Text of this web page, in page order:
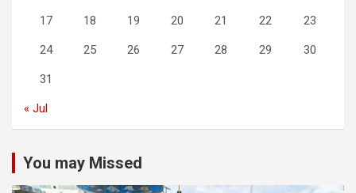
17 18 19 20 21 22 23
24 25 26 27 28 29 30
31
« Jul
You may Missed